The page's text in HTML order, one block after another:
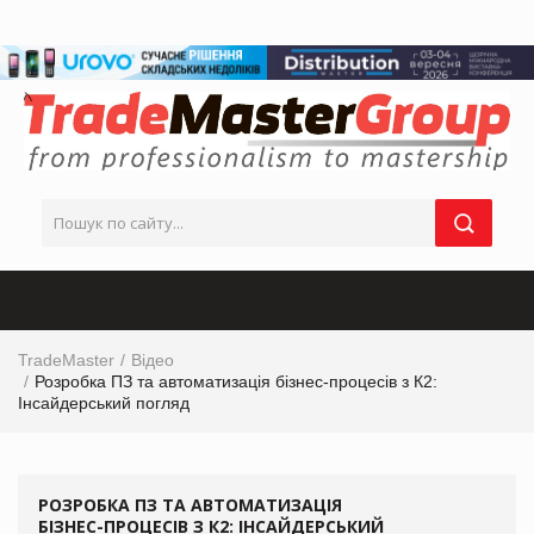
TradeMaster
Відео
Розробка ПЗ та автоматизація бізнес-процесів з К2:
Інсайдерський погляд
РОЗРОБКА ПЗ ТА АВТОМАТИЗАЦІЯ
БІЗНЕС-ПРОЦЕСІВ З К2: ІНСАЙДЕРСЬКИЙ